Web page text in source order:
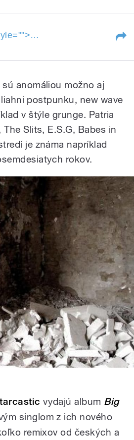
YouCoco vydávají
anomáliou možno aj
postpunku, new wave
v štýle grunge. Patria
Slits, E.S.G, Babes in
je známa napríklad
rokov.
vydajú album Big
singlom z ich nového
remixov od českých a